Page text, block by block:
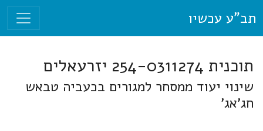
תב"ע עכשיו
תוכנית 254-0311274 יזרעאלים
שינוי יעוד ממסחר למגורים בכעביה טבאש
חג'אג'